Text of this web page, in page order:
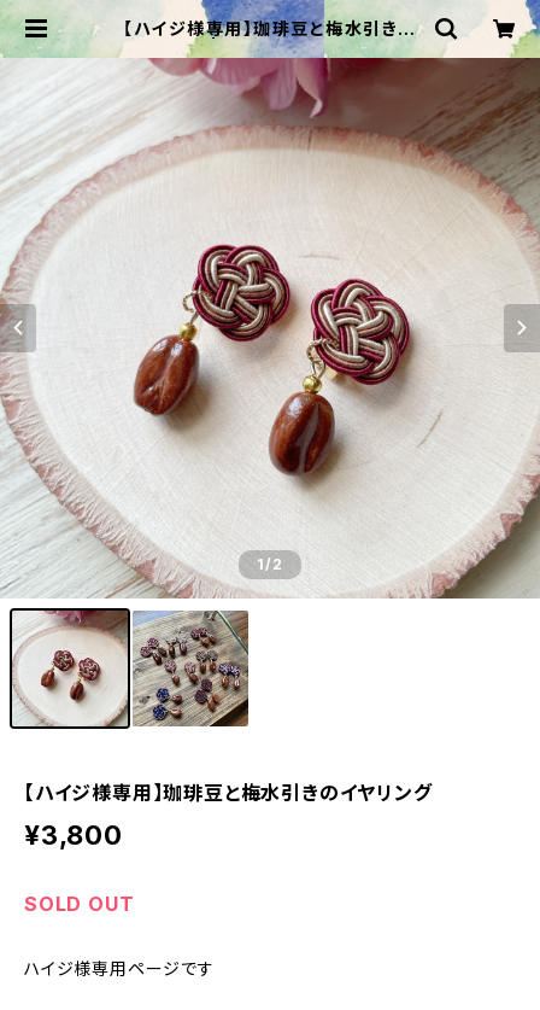
【ハイジ様専用】珈琲豆と梅水引きの
イヤリング | waco ＊ neco/ わこね
こ
1/2
【ハイジ様専用】珈琲豆と梅水引きのイヤリング
¥3,800
SOLD OUT
ハイジ様専用ページです